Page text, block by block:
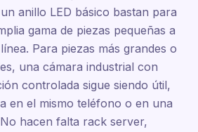
anillo LED básico bastan para
gama de piezas pequeñas a
Para piezas más grandes o
una cámara industrial con
controlada sigue siendo útil,
en el mismo teléfono o en una
hacen falta rack server,